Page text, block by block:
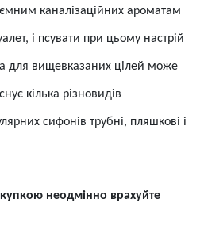
каналізаційних ароматам
і псувати при цьому настрій
для вищевказаних цілей може
кілька різновидів
сифонів трубні, пляшкові і
неодмінно врахуйте